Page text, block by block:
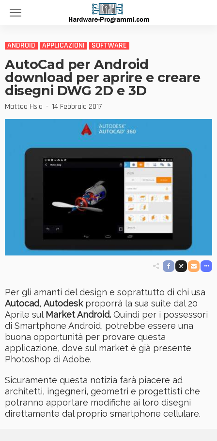
ANDROID APPLICAZIONI SOFTWARE
AutoCad per Android
download per aprire e creare
disegni DWG 2D e 3D
Matteo Hsia 14 Febbraio 2017
Per gli amanti del design e soprattutto di chi usa
Autocad, Autodeskproporrà la sua suite dal 20
Aprile sul Market Android. Quindi per i possessori
di Smartphone Android, potrebbe essere una
buona opportunità per provare questa
applicazione, dove sul market è già presente
Photoshop di Adobe.
Sicuramente questa notizia farà piacere ad
architetti, ingegneri, geometri e progettisti che
potranno apportare modifiche ai loro disegni
direttamente dal proprio smartphone cellulare.